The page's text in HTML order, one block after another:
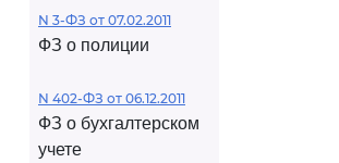
N 3-ФЗ от 07.02.2011
ФЗ о полиции
N 402-ФЗ от 06.12.2011
ФЗ о бухгалтерском
учете